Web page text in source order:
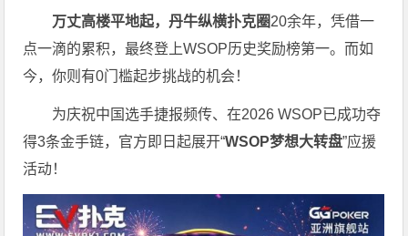
万丈高楼平地起，丹牛纵横扑克圈20余年，凭借一
点一滴的累积，最终登上WSOP历史奖励榜第一。而如
今，你则有0门槛起步挑战的机会！
为庆祝中国选手捷报频传、在2026 WSOP已成功夺
得3条金手链，官方即日起展开“WSOP梦想大转盘”应援
活动！